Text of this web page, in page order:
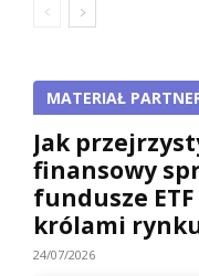
MATERIAŁ
Jak
finansowy
fundusze ETF
królami
24/07/2026